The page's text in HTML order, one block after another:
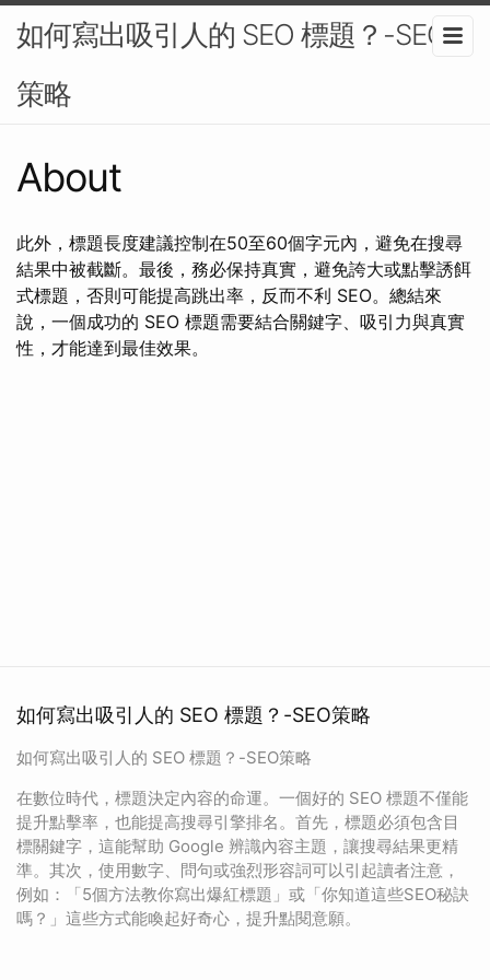
如何寫出吸引人的 SEO 標題？-SEO
策略
About
此外，標題長度建議控制在50至60個字元內，避免在搜尋
結果中被截斷。最後，務必保持真實，避免誇大或點擊誘餌
式標題，否則可能提高跳出率，反而不利 SEO。總結來
說，一個成功的 SEO 標題需要結合關鍵字、吸引力與真實
性，才能達到最佳效果。
如何寫出吸引人的 SEO 標題？-SEO策略
如何寫出吸引人的 SEO 標題？-SEO策略
在數位時代，標題決定內容的命運。一個好的 SEO 標題不僅能
提升點擊率，也能提高搜尋引擎排名。首先，標題必須包含目
標關鍵字，這能幫助 Google 辨識內容主題，讓搜尋結果更精
準。其次，使用數字、問句或強烈形容詞可以引起讀者注意，
例如：「5個方法教你寫出爆紅標題」或「你知道這些SEO秘訣
嗎？」這些方式能喚起好奇心，提升點閱意願。